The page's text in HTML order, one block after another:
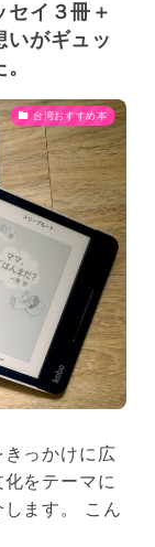
セイ３冊＋
いがギュッ
台湾おすすめ本
っかけに広
をテーマに
ます。 こん